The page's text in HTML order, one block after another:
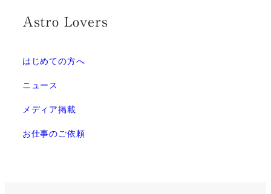
Astro Lovers
はじめての方へ
ニュース
メディア掲載
お仕事のご依頼